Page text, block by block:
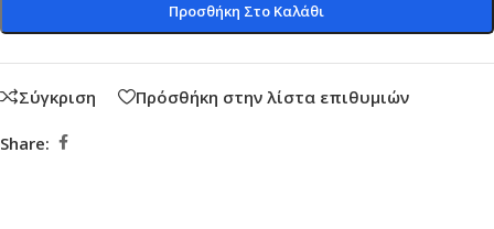
Προσθήκη Στο Καλάθι
Σύγκριση Πρόσθήκη στην λίστα επιθυμιών
Share: